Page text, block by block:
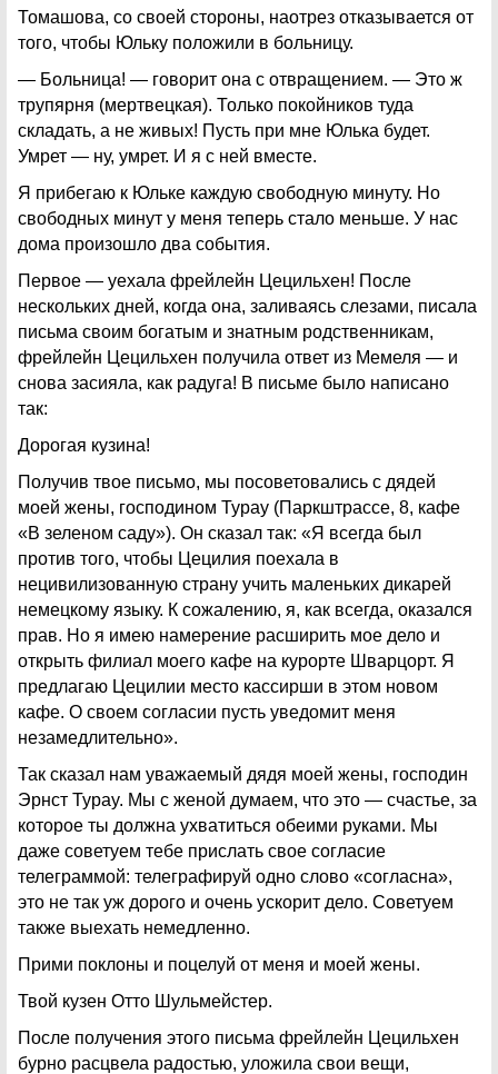
Томашова, со своей стороны, наотрез отказывается от
того, чтобы Юльку положили в больницу.
— Больница! — говорит она с отвращением. — Это ж
трупярня (мертвецкая). Только покойников туда
складать, а не живых! Пусть при мне Юлька будет.
Умрет — ну, умрет. И я с ней вместе.
Я прибегаю к Юльке каждую свободную минуту. Но
свободных минут у меня теперь стало меньше. У нас
дома произошло два события.
Первое — уехала фрейлейн Цецильхен! После
нескольких дней, когда она, заливаясь слезами, писала
письма своим богатым и знатным родственникам,
фрейлейн Цецильхен получила ответ из Мемеля — и
снова засияла, как радуга! В письме было написано
так:
Дорогая кузина!
Получив твое письмо, мы посоветовались с дядей
моей жены, господином Туpay (Паркштрассе, 8, кафе
«В зеленом саду»). Он сказал так: «Я всегда был
против того, чтобы Цецилия поехала в
нецивилизованную страну учить маленьких дикарей
немецкому языку. К сожалению, я, как всегда, оказался
прав. Но я имею намерение расширить мое дело и
открыть филиал моего кафе на курорте Шварцорт. Я
предлагаю Цецилии место кассирши в этом новом
кафе. О своем согласии пусть уведомит меня
незамедлительно».
Так сказал нам уважаемый дядя моей жены, господин
Эрнст Туpay. Мы с женой думаем, что это — счастье, за
которое ты должна ухватиться обеими руками. Мы
даже советуем тебе прислать свое согласие
телеграммой: телеграфируй одно слово «согласна»,
это не так уж дорого и очень ускорит дело. Советуем
также выехать немедленно.
Прими поклоны и поцелуй от меня и моей жены.
Твой кузен Отто Шульмейстер.
После получения этого письма фрейлейн Цецильхен
бурно расцвела радостью, уложила свои вещи,